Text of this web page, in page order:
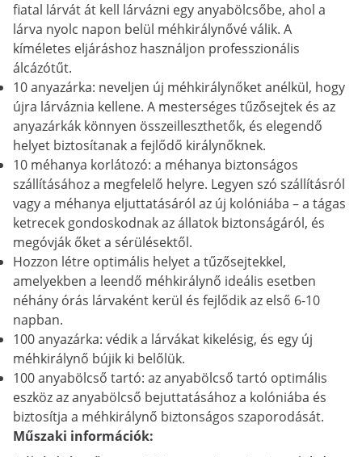
fiatal lárvát át kell lárvázni egy anyabölcsőbe, ahol a
lárva nyolc napon belül méhkirálynővé válik. A
kíméletes eljáráshoz használjon professzionális
álcázótűt.
10 anyazárka: neveljen új méhkirálynőket anélkül, hogy
újra lárváznia kellene. A mesterséges tűzősejtek és az
anyazárkák könnyen összeilleszthetők, és elegendő
helyet biztosítanak a fejlődő királynőknek.
10 méhanya korlátozó: a méhanya biztonságos
szállításához a megfelelő helyre. Legyen szó szállításról
vagy a méhanya eljuttatásáról az új kolóniába – a tágas
ketrecek gondoskodnak az állatok biztonságáról, és
megóvják őket a sérülésektől.
Hozzon létre optimális helyet a tűzősejtekkel,
amelyekben a leendő méhkirálynő ideális esetben
néhány órás lárvaként kerül és fejlődik az első 6-10
napban.
100 anyazárka: védik a lárvákat kikelésig, és egy új
méhkirálynő bújik ki belőlük.
100 anyabölcső tartó: az anyabölcső tartó optimális
eszköz az anyabölcső bejuttatásához a kolóniába és
biztosítja a méhkirálynő biztonságos szaporodását.
Műszaki információk: